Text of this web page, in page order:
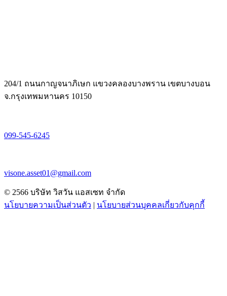
204/1 ถนนกาญจนาภิเษก แขวงคลองบางพราน เขตบางบอน
จ.กรุงเทพมหานคร 10150
099-545-6245
visone.asset01@gmail.com
© 2566 บริษัท วิสวัน แอสเซท จำกัด
นโยบายความเป็นส่วนตัว | นโยบายส่วนบุคคลเกี่ยวกับคุกกี้